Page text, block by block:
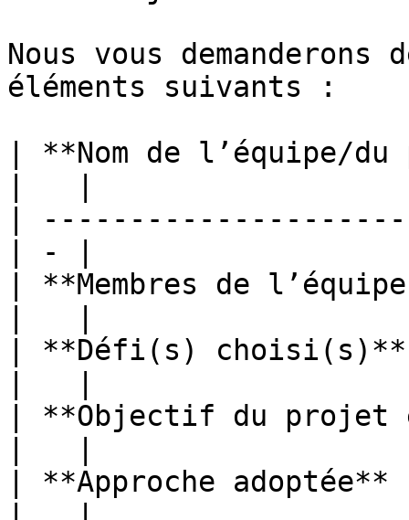
Nous vous
éléments suivants :
| **Nom de l’équipe/
|
| - |
| **Membres de
| **Défi(s) choisi(s)**
| **Objectif du projet
| **Approche adoptée**